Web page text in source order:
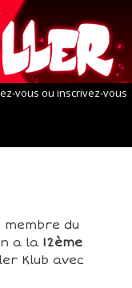
vous ou inscrivez-vous
du
a la 12ème
Klub avec